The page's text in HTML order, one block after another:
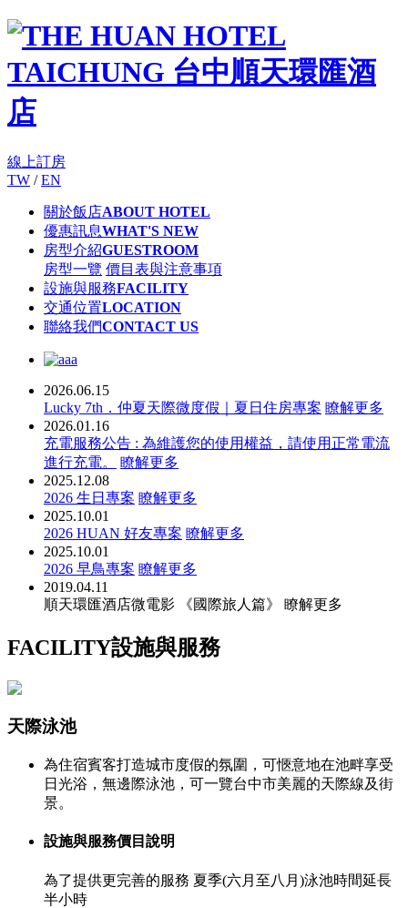
線上訂房
TW /EN
關於飯店ABOUT HOTEL
優惠訊息WHAT'S NEW
房型介紹GUESTROOM
房型一覽 價目表與注意事項
設施與服務FACILITY
交通位置LOCATION
聯絡我們CONTACT US
2026.06.15
Lucky 7th．仲夏天際微度假｜夏日住房專案 瞭解更多
2026.01.16
充電服務公告 : 為維護您的使用權益，請使用正常電流
進行充電。
瞭解更多
2025.12.08
2026 生日專案 瞭解更多
2025.10.01
2026 HUAN 好友專案 瞭解更多
2025.10.01
2026 早鳥專案 瞭解更多
2019.04.11
順天環匯酒店微電影 《國際旅人篇》
瞭解更多
FACILITY設施與服務
天際泳池
為住宿賓客打造城市度假的氛圍，可愜意地在池畔享受
日光浴，無邊際泳池，可一覽台中市美麗的天際線及街
景。
設施與服務價目說明
為了提供更完善的服務 夏季(六月至八月)泳池時間延長
半小時